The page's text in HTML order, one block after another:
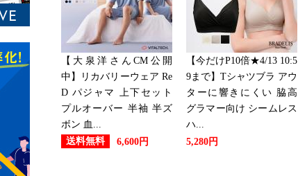
【大泉洋さんCM公開
中】リカバリーウェア Re
D パジャマ 上下セット
プルオーバー 半袖 半ズ
ボン 血...
送料無料
6,600円
【今だけP10倍★4/13 10:5
9まで】Tシャツブラ アウ
ターに響きにくい 脇高
グラマー向け シームレス
ハ...
5,280円